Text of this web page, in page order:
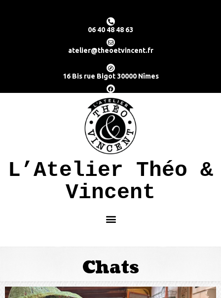
06 40 48 48 63
atelier@theoetvincent.fr
16 Bis rue Bigot 30000 Nîmes
L’Atelier Théo &
Vincent
Chats